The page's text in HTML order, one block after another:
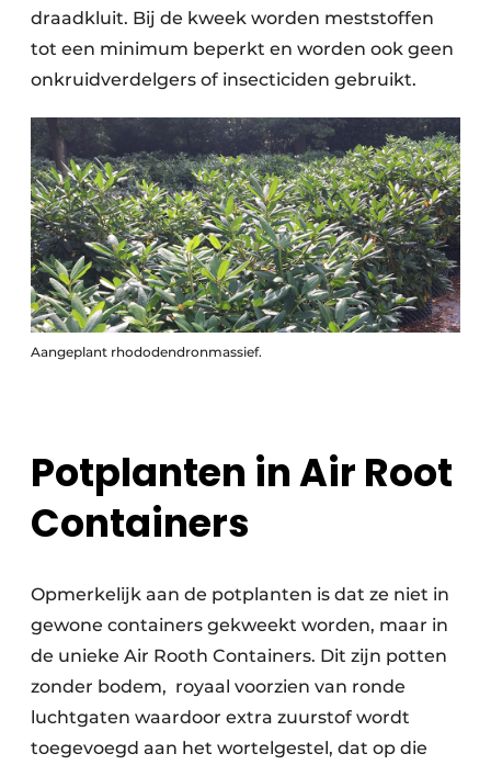
draadkluit. Bij de kweek worden meststoffen
tot een minimum beperkt en worden ook geen
onkruidverdelgers of insecticiden gebruikt.
Aangeplant rhododendronmassief.
Potplanten in Air Root
Containers
Opmerkelijk aan de potplanten is dat ze niet in
gewone containers gekweekt worden, maar in
de unieke Air Rooth Containers. Dit zijn potten
zonder bodem, royaal voorzien van ronde
luchtgaten waardoor extra zuurstof wordt
toegevoegd aan het wortelgestel, dat op die